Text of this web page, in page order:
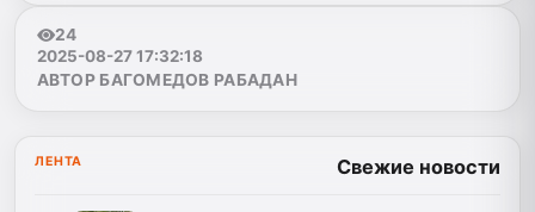
24
2025-08-27 17:32:18
АВТОР БАГОМЕДОВ РАБАДАН
ЛЕНТА Свежие новости